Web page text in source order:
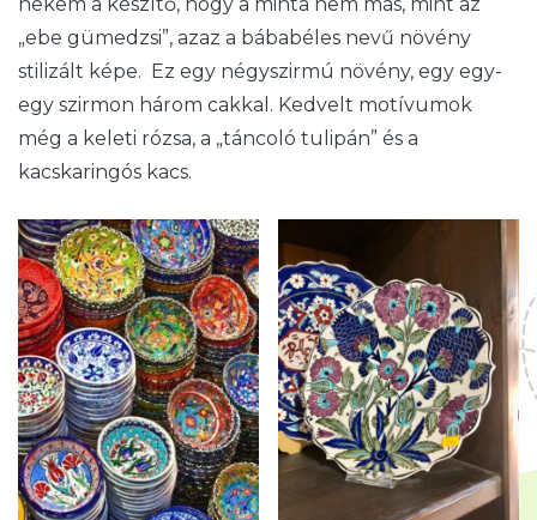
„ebe gümedzsi”, azaz a bábabéles nevű növény
stilizált képe. Ez egy négyszirmú növény, egy egy-
egy szirmon három cakkal. Kedvelt motívumok
még a keleti rózsa, a „táncoló tulipán” és a
kacskaringós kacs.